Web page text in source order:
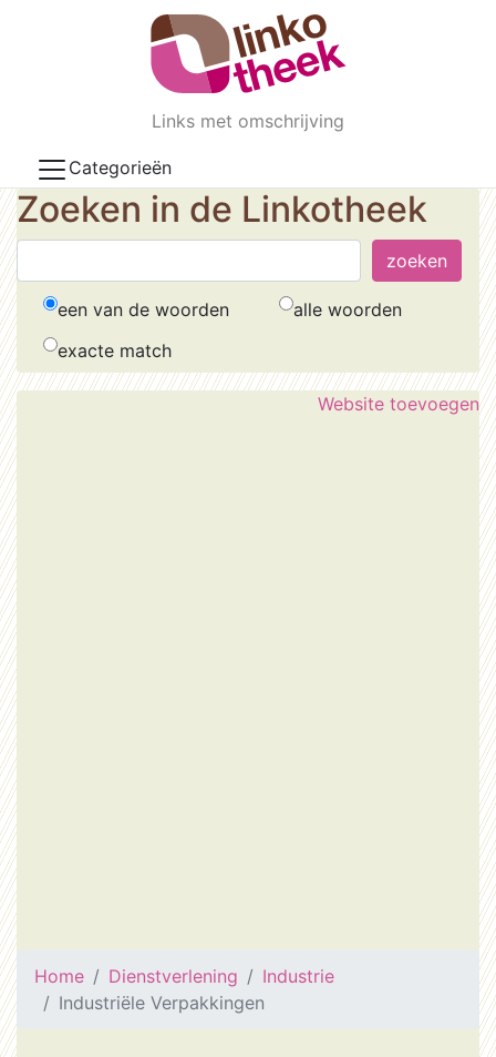
Skip to main content
Links met omschrijving
Categorieën
Zoeken in de Linkotheek
een van de woorden
alle woorden
exacte match
Website toevoegen
Home Dienstverlening
Industrie
Industriële Verpakkingen